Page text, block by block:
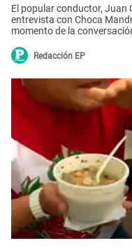
El popular conductor, Juan
entrevista con Choca
momento de la
grabación del programa.
finalmente metió gol.
Redacción EP